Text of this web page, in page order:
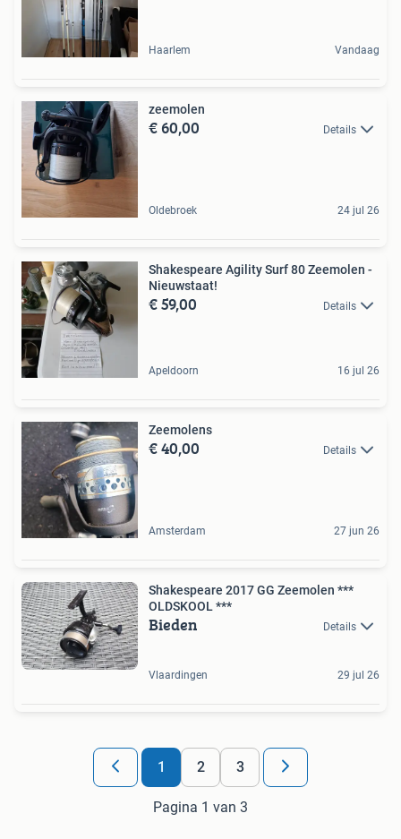
Haarlem Vandaag
zeemolen
€ 60,00 Details
Oldebroek 24 jul 26
Shakespeare Agility Surf 80 Zeemolen -
Nieuwstaat!
€ 59,00 Details
Apeldoorn 16 jul 26
Zeemolens
€ 40,00 Details
Amsterdam 27 jun 26
Shakespeare 2017 GG Zeemolen ***
OLDSKOOL ***
Bieden Details
Vlaardingen 29 jul 26
1 2 3
Pagina 1 van 3